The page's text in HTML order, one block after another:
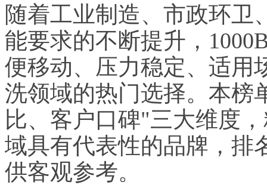
随着工业制造、市政环卫
能要求的不断提升，
便移动、压力稳定、适用
洗领域的热门选择。本榜
比、客户口碑"三大维度
域具有代表性的品牌，排
供客观参考。